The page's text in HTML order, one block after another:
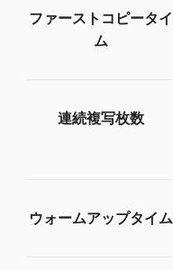
ファーストコピータイ
ム
連続複写枚数
ウォームアップタイム